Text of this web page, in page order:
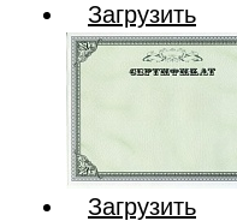
Загрузить
Загрузить